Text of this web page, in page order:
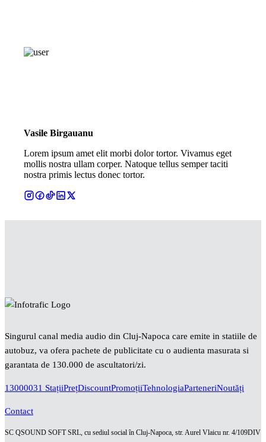
Vasile Birgauanu
Lorem ipsum amet elit morbi dolor tortor. Vivamus eget
mollis nostra ullam corper. Natoque tellus semper taciti
nostra primis lectus donec tortor.
Singurul canal media audio din Cluj-Napoca care emite in statiile de
autobuz, va ofera pachete de publicitate cu o audienta masurata si
garantata de 130.000 de ascultatori/zi.
13000031 StațiiPrețDiscountPromoțiiTehnologiaParteneriNoutăți
Contact
SC QSOUND SOFT SRL, cu sediul social în Cluj-Napoca, str. Aurel Vlaicu nr. 4/109DIV